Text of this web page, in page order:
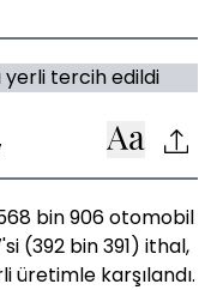
bin 906 otomobil
(392 bin 391) ithal,
üretimle karşılandı.